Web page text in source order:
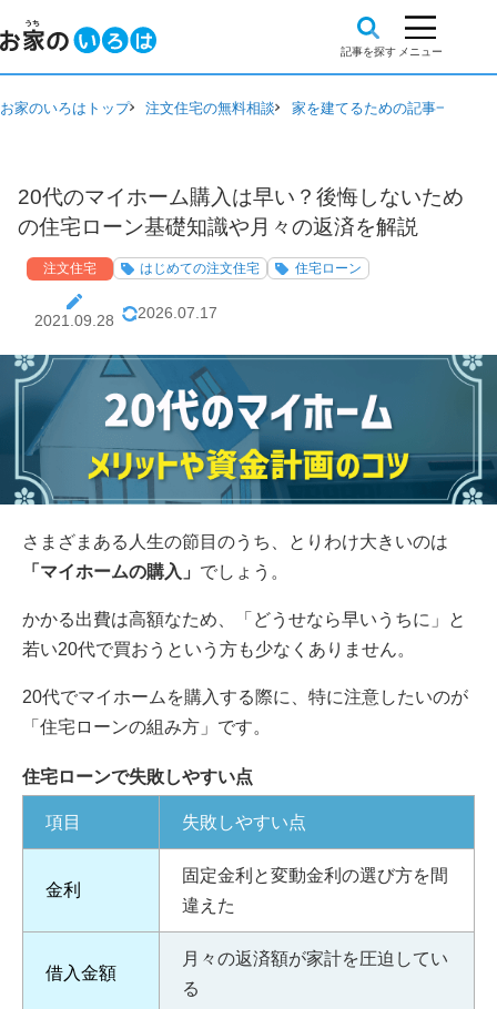
お家のいろはトップ 注文住宅の無料相談 家を建てるための記事一覧
20代のマイホーム購入は早い？後悔しないため
の住宅ローン基礎知識や月々の返済を解説
注文住宅 はじめての注文住宅 住宅ローン
2021.09.28 2026.07.17
さまざまある人生の節目のうち、とりわけ大きいのは
「マイホームの購入」 でしょう。
かかる出費は高額なため、「どうせなら早いうちに」と
若い20代で買おうという方も少なくありません。
20代でマイホームを購入する際に、特に注意したいのが
「住宅ローンの組み方」です。
住宅ローンで失敗しやすい点
項目 失敗しやすい点
金利
固定金利と変動金利の選び方を間
違えた
借入金額
月々の返済額が家計を圧迫してい
る